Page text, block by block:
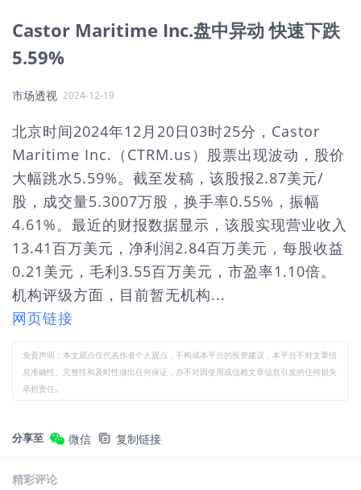
Castor Maritime Inc.盘中异动 快速下跌
5.59%
市场透视 2024-12-19
北京时间2024年12月20日03时25分，Castor
Maritime Inc.（CTRM.us）股票出现波动，股价
大幅跳水5.59%。截至发稿，该股报2.87美元/
股，成交量5.3007万股，换手率0.55%，振幅
4.61%。最近的财报数据显示，该股实现营业收入
13.41百万美元，净利润2.84百万美元，每股收益
0.21美元，毛利3.55百万美元，市盈率1.10倍。
机构评级方面，目前暂无机构...
网页链接
免责声明：本文观点仅代表作者个人观点，不构成本平台的投资建议，本平台不对文章信
息准确性、完整性和及时性做出任何保证，亦不对因使用或信赖文章信息引发的任何损失
承担责任。
分享至 微信 复制链接
精彩评论